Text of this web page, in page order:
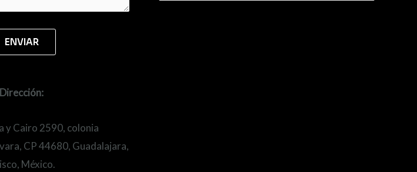
Dirección:
y Cairo 2590, colonia
CP 44680, Guadalajara,
México.